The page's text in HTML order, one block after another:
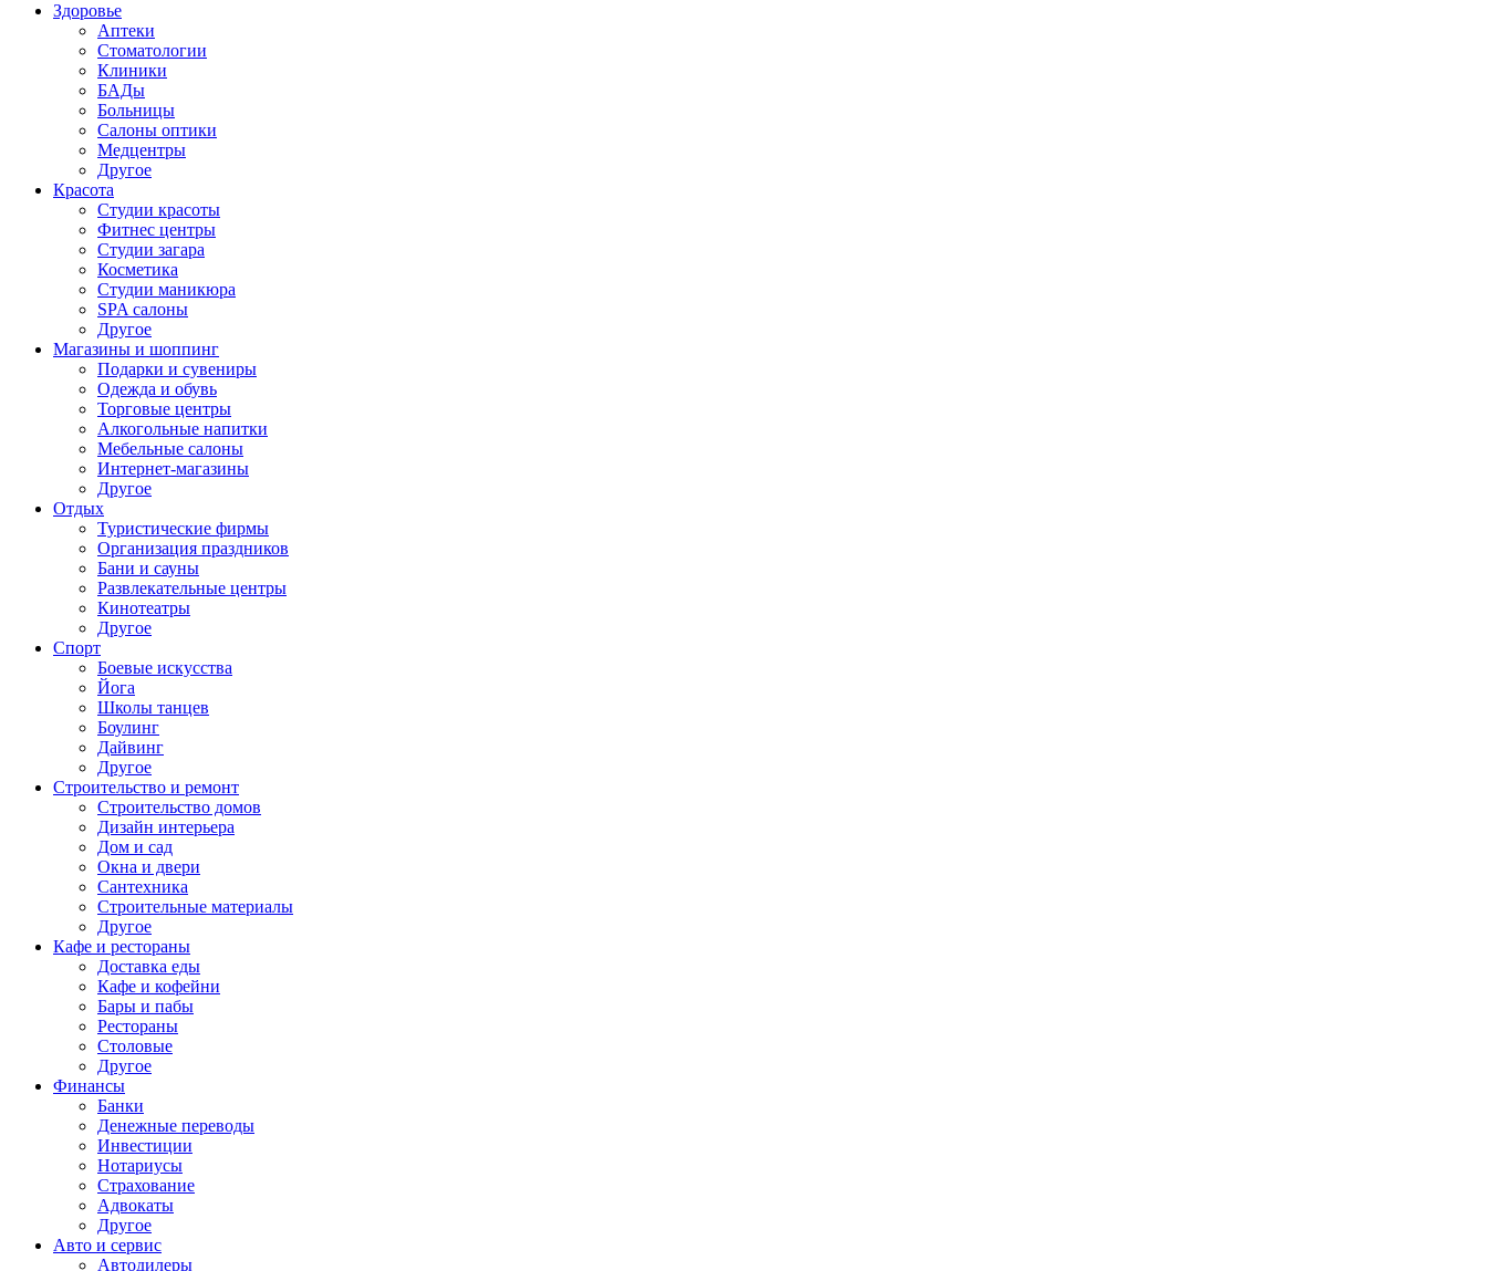
Здоровье
Аптеки
Стоматологии
Клиники
БАДы
Больницы
Салоны оптики
Медцентры
Другое
Красота
Студии красоты
Фитнес центры
Студии загара
Косметика
Студии маникюра
SPA салоны
Другое
Магазины и шоппинг
Подарки и сувениры
Одежда и обувь
Торговые центры
Алкогольные напитки
Мебельные салоны
Интернет-магазины
Другое
Отдых
Туристические фирмы
Организация праздников
Бани и сауны
Развлекательные центры
Кинотеатры
Другое
Спорт
Боевые искусства
Йога
Школы танцев
Боулинг
Дайвинг
Другое
Строительство и ремонт
Строительство домов
Дизайн интерьера
Дом и сад
Окна и двери
Сантехника
Строительные материалы
Другое
Кафе и рестораны
Доставка еды
Кафе и кофейни
Бары и пабы
Рестораны
Столовые
Другое
Финансы
Банки
Денежные переводы
Инвестиции
Нотариусы
Страхование
Адвокаты
Другое
Авто и сервис
Автодилеры